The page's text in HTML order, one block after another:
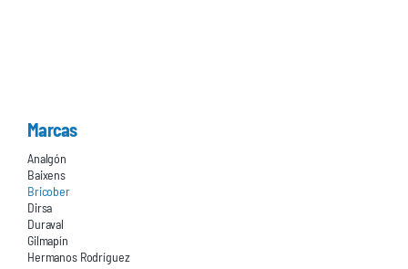
Marcas
Analgón
Baixens
Bricober
Dirsa
Duraval
Gilmapín
Hermanos Rodríguez